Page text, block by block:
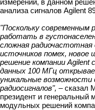
анализа сигналов Agilent
"Поскольку современным
работать в
сложная
источников помех, новое
решение компании Agilent
данных 100 МГц
уникальные
радиосигналов", – сказал
президент и генеральный
модульных решений